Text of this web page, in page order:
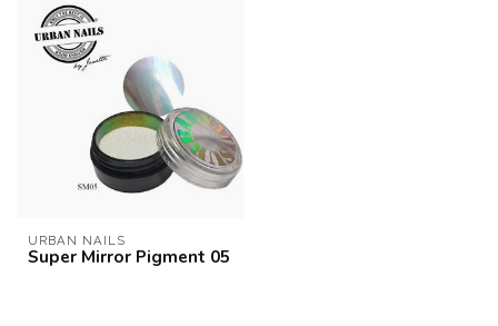
URBAN NAILS
Super Mirror Pigment 05